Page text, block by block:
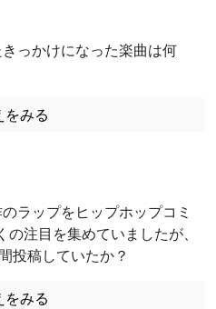
っかけになった楽曲は何
をみる
ラップをヒップホップコミ
注目を集めていましたが、
投稿していたか？
をみる